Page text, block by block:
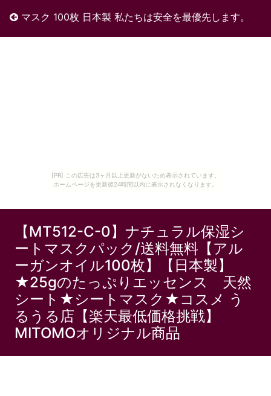
[PR] この広告は3ヶ月以上更新がないため表示されています。
ホームページを更新後24時間以内に表示されなくなります。
マスク 100枚 日本製 私たちは安全を最優先します。
【MT512-C-0】ナチュラル保湿シ
ートマスクパック/送料無料【アル
ーガンオイル100枚】【日本製】
★25gのたっぷりエッセンス 天然
シート★シートマスク★コスメ う
るうる店【楽天最低価格挑戦】
MITOMOオリジナル商品